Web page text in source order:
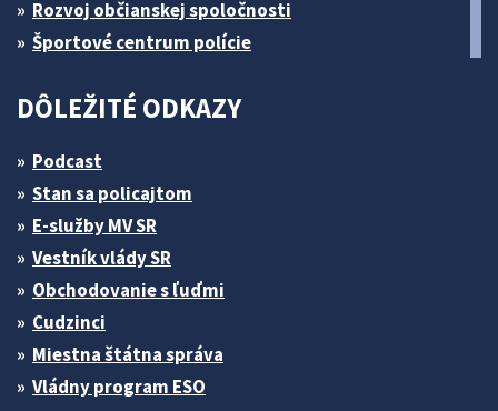
Rozvoj občianskej spoločnosti
Športové centrum polície
DÔLEŽITÉ ODKAZY
Podcast
Stan sa policajtom
E-služby MV SR
Vestník vlády SR
Obchodovanie s ľuďmi
Cudzinci
Miestna štátna správa
Vládny program ESO